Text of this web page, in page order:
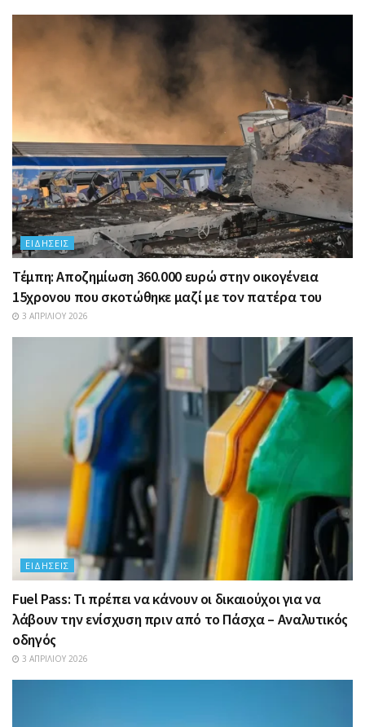
ΕΙΔΉΣΕΙΣ
Τέμπη: Αποζημίωση 360.000 ευρώ στην οικογένεια
15χρονου που σκοτώθηκε μαζί με τον πατέρα του
3 ΑΠΡΙΛΊΟΥ 2026
ΕΙΔΉΣΕΙΣ
Fuel Pass: Τι πρέπει να κάνουν οι δικαιούχοι για να
λάβουν την ενίσχυση πριν από το Πάσχα – Αναλυτικός
οδηγός
3 ΑΠΡΙΛΊΟΥ 2026